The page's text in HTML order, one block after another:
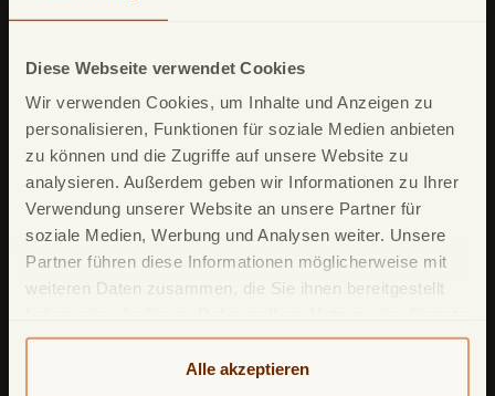
Diese Webseite verwendet Cookies
Wir verwenden Cookies, um Inhalte und Anzeigen zu
personalisieren, Funktionen für soziale Medien anbieten
zu können und die Zugriffe auf unsere Website zu
analysieren. Außerdem geben wir Informationen zu Ihrer
Verwendung unserer Website an unsere Partner für
soziale Medien, Werbung und Analysen weiter. Unsere
Partner führen diese Informationen möglicherweise mit
weiteren Daten zusammen, die Sie ihnen bereitgestellt
gesammelt haben. Weitere detailliertere Informationen
finden Sie in unsererDatenschutzerklärung
Alle akzeptieren
TF Bank (ein zweiter Firmenname von
Postfach
11 02 28
10832 Berlin
Unsere Produkte